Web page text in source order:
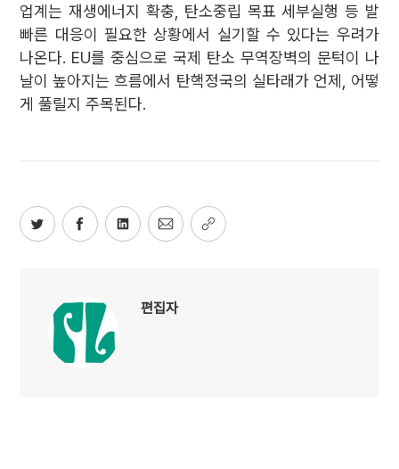
업계는 재생에너지 확충, 탄소중립 목표 세부실행 등 발
빠른 대응이 필요한 상황에서 실기할 수 있다는 우려가
나온다. EU를 중심으로 국제 탄소 무역장벽의 문턱이 나
날이 높아지는 흐름에서 탄핵정국의 실타래가 언제, 어떻
게 풀릴지 주목된다.
편집자